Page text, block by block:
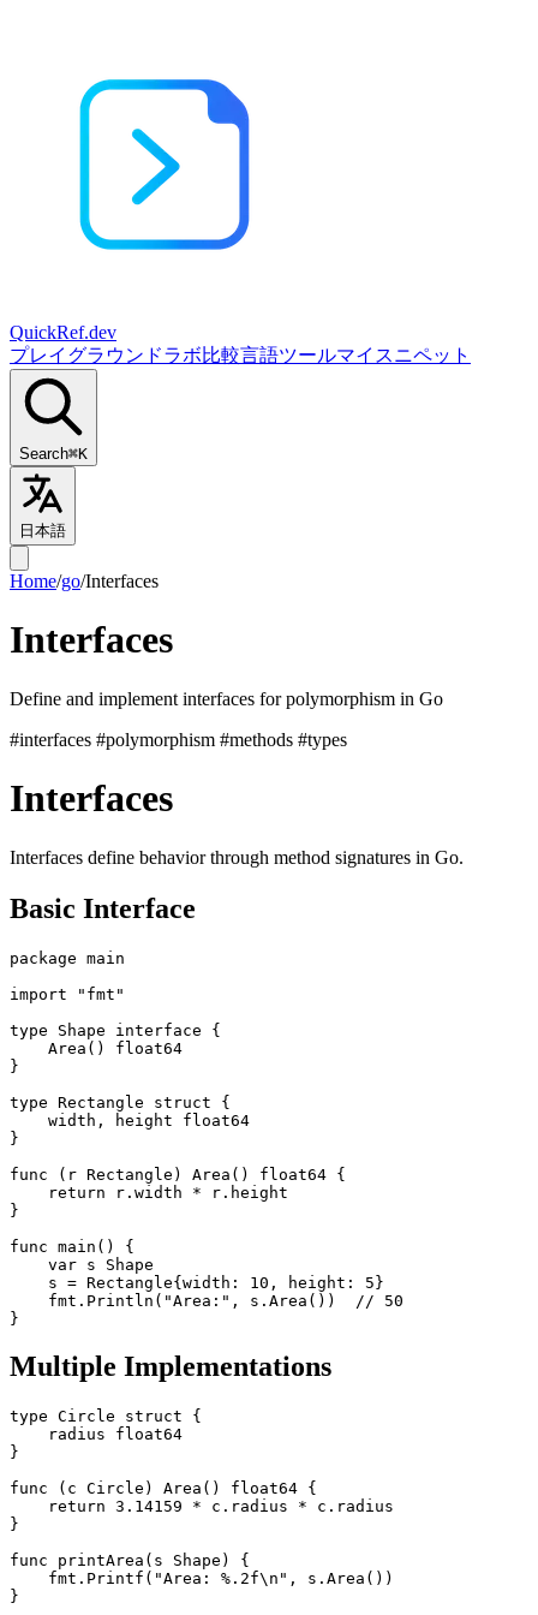
QuickRef.dev
プレイグラウンドラボ比較言語ツールマイスニペット
Search⌘K
日本語
Home/go/Interfaces
Interfaces
Define and implement interfaces for polymorphism in Go
#interfaces #polymorphism #methods #types
Interfaces
Interfaces define behavior through method signatures in Go.
Basic Interface
package main
import "fmt"
type Shape interface {
    Area() float64
}
type Rectangle struct {
    width, height float64
}
func (r Rectangle) Area() float64 {
    return r.width * r.height
}
func main() {
    var s Shape
    s = Rectangle{width: 10, height: 5}
    fmt.Println("Area:", s.Area())  // 50
Multiple Implementations
type Circle struct {
    radius float64
}
func (c Circle) Area() float64 {
    return 3.14159 * c.radius * c.radius
}
func printArea(s Shape) {
    fmt.Printf("Area: %.2f\n", s.Area())
}